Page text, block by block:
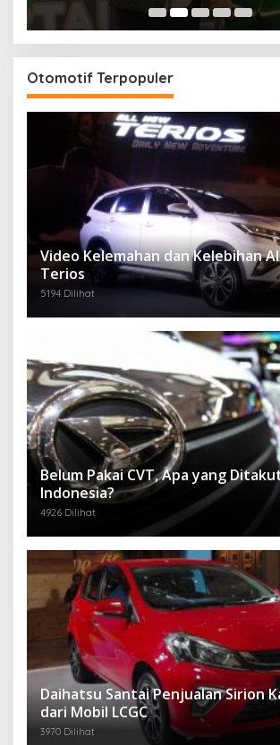
Otomotif Terpopuler
Video Kelemahan dan Kelebihan
Terios
5194 Dilihat
Belum Pakai CVT, Apa yang
Indonesia?
4926 Dilihat
Daihatsu Santai Penjualan Sirion
dari Mobil LCGC
3970 Dilihat